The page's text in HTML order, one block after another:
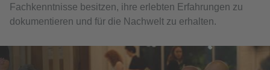
Fachkenntnisse besitzen, ihre erlebten Erfahrungen zu
dokumentieren und für die Nachwelt zu erhalten.